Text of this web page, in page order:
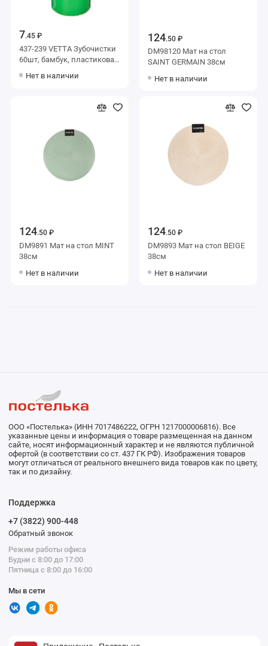
7.45 ₽
437-239 VETTA Зубочистки
60шт, бамбук, пластиковая
Нет в наличии
124.50 ₽
DM98120 Мат на стол
SAINT GERMAIN 38см
Нет в наличии
124.50 ₽
DM9891 Мат на стол MINT
38см
Нет в наличии
124.50 ₽
DM9893 Мат на стол BEIGE
38см
Нет в наличии
ООО «Постелька» (ИНН 7017486222, ОГРН 1217000006816). Все
указанные цены и информация о товаре размещенная на данном
сайте, носят информационный характер и не являются публичной
офертой (в соответствии со ст. 437 ГК РФ). Изображения товаров
могут отличаться от реального внешнего вида товаров как по цвету,
так и по дизайну.
Поддержка
+7 (3822) 900-448
Обратный звонок
Режим работы офиса
Будни с 8:00 до 17:00
Пятница с 8:00 до 16:00
Мы в сети